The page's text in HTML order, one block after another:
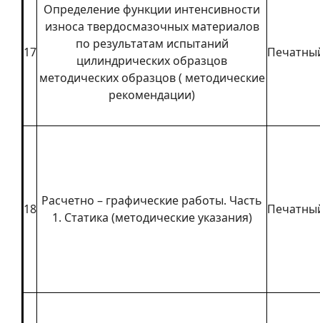
17
Определение функции интенсивности
износа твердосмазочных материалов
по результатам испытаний
цилиндрических образцов
методических образцов ( методические
рекомендации)
18
Расчетно – графические работы. Часть
1. Статика (методические указания)